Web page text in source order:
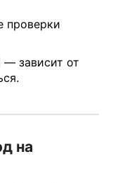
проверки
— зависит от
на